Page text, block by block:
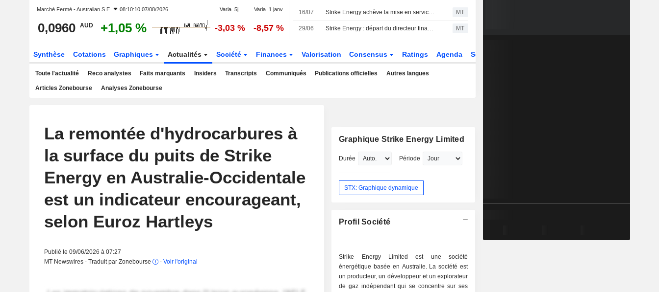
Marché Fermé -Australian S.E. 08:10:10 07/08/2026 Varia. 5j. Varia. 1 janv.
0,0960 AUD +1,05 % -3,03 % -8,57 %
16/07 Strike Energy achève la mise en service des installations gazières en amont de sa centrale en Australie-Occidentale ; l'action grimpe de 5 % MT
29/06 Strike Energy : départ du directeur financier et fin de la mise en service des 20 unités de production du projet South Erregulla MT
Synthèse Cotations Graphiques Actualités Société Finances Valorisation Consensus Ratings Agenda Secteur
Toute l'actualité Reco analystes Faits marquants Insiders Transcripts Communiqués Publications officielles Autres langues
Articles Zonebourse Analyses Zonebourse
La remontée d'hydrocarbures à
la surface du puits de Strike
Energy en Australie-Occidentale
est un indicateur encourageant,
selon Euroz Hartleys
Publié le 09/06/2026 à 07:27
MT Newswires - Traduit par Zonebourse
- Voir l'original
Graphique Strike Energy Limited
Durée Période
STX: Graphique dynamique
Profil Société
Strike Energy Limited est une société
énergétique basée en Australie. La société est
un producteur, un développeur et un explorateur
de gaz indépendant qui se concentre sur ses